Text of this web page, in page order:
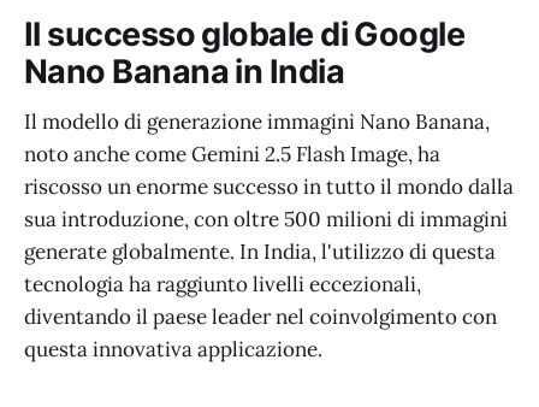
Il successo globale di Google
Nano Banana in India
Il modello di generazione immagini Nano Banana,
noto anche come Gemini 2.5 Flash Image, ha
riscosso un enorme successo in tutto il mondo dalla
sua introduzione, con oltre 500 milioni di immagini
generate globalmente. In India, l'utilizzo di questa
tecnologia ha raggiunto livelli eccezionali,
diventando il paese leader nel coinvolgimento con
questa innovativa applicazione.